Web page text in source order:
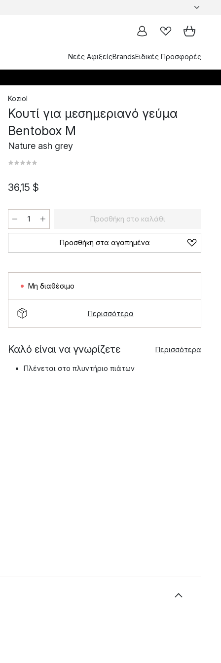
Νεές ΑφιξείςBrandsΕιδικές Προσφορές
Koziol
Κουτί για μεσημεριανό γεύμα
Bentobox M
Nature ash grey
36,15 $
Προσθήκη στο καλάθι
Προσθήκη στα αγαπημένα
Μη διαθέσιμο
Περισσότερα
Καλό είναι να γνωρίζετε Περισσότερα
Πλένεται στο πλυντήριο πιάτων